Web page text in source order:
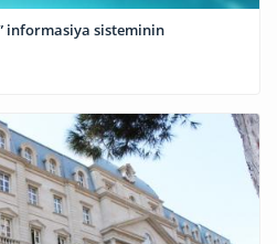
informasiya sisteminin